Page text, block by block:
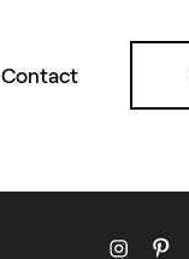
Contact